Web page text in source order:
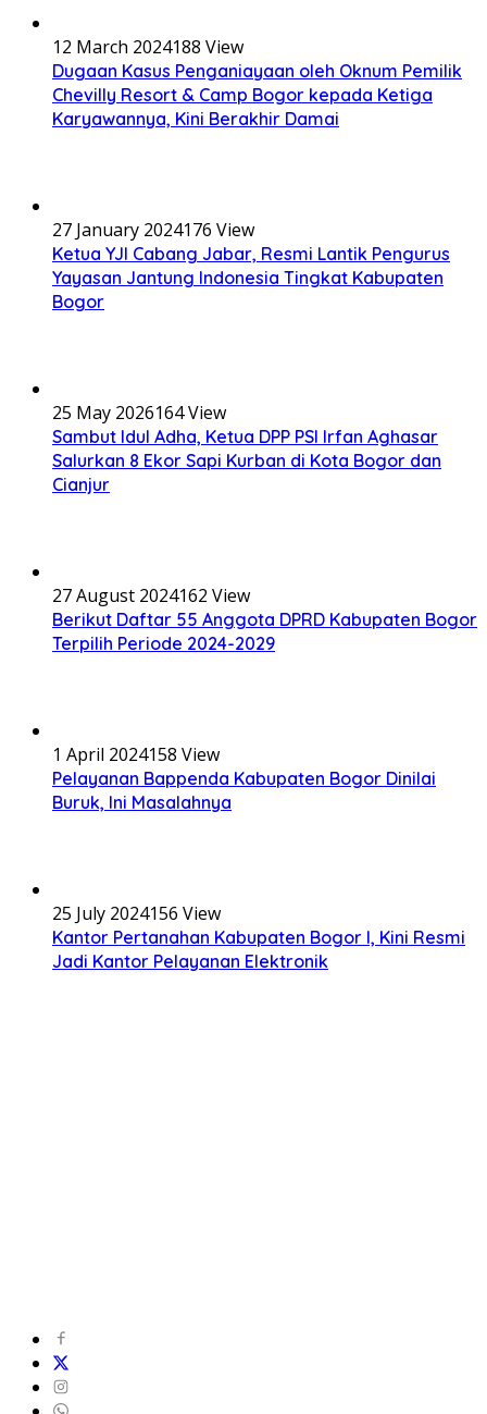
12 March 2024188 View
Dugaan Kasus Penganiayaan oleh Oknum Pemilik
Chevilly Resort & Camp Bogor kepada Ketiga
Karyawannya, Kini Berakhir Damai
27 January 2024176 View
Ketua YJI Cabang Jabar, Resmi Lantik Pengurus
Yayasan Jantung Indonesia Tingkat Kabupaten
Bogor
25 May 2026164 View
Sambut Idul Adha, Ketua DPP PSI Irfan Aghasar
Salurkan 8 Ekor Sapi Kurban di Kota Bogor dan
Cianjur
27 August 2024162 View
Berikut Daftar 55 Anggota DPRD Kabupaten Bogor
Terpilih Periode 2024-2029
1 April 2024158 View
Pelayanan Bappenda Kabupaten Bogor Dinilai
Buruk, Ini Masalahnya
25 July 2024156 View
Kantor Pertanahan Kabupaten Bogor I, Kini Resmi
Jadi Kantor Pelayanan Elektronik